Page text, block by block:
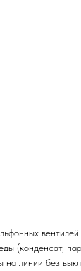
вентилей
линии без